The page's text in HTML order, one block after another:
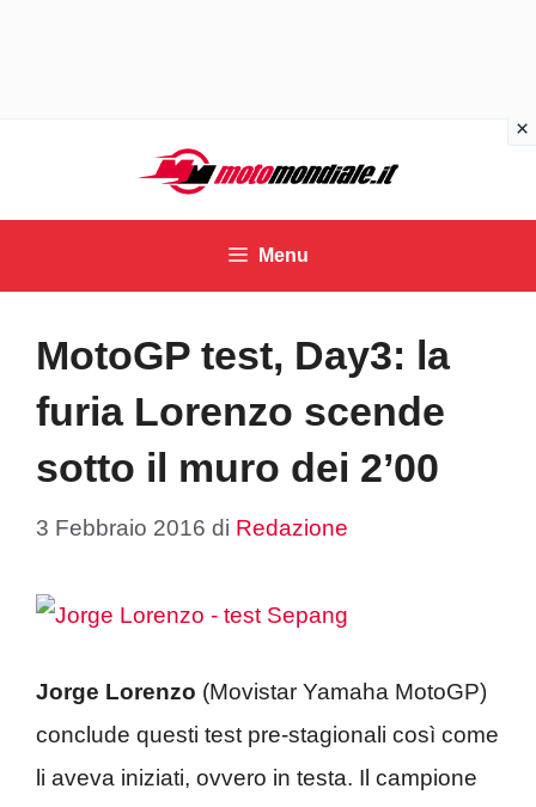
contenuto
Menu
MotoGP test, Day3: la
furia Lorenzo scende
sotto il muro dei 2’00
3 Febbraio 2016 di Redazione
Jorge Lorenzo (Movistar Yamaha MotoGP)
conclude questi test pre-stagionali così come
li aveva iniziati, ovvero in testa. Il campione